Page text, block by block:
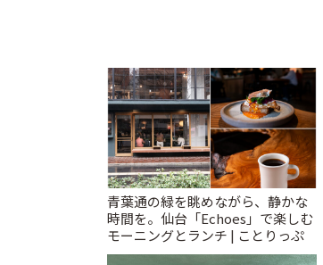
青葉通の緑を眺めながら、静かな
時間を。仙台「Echoes」で楽しむ
モーニングとランチ | ことりっぷ